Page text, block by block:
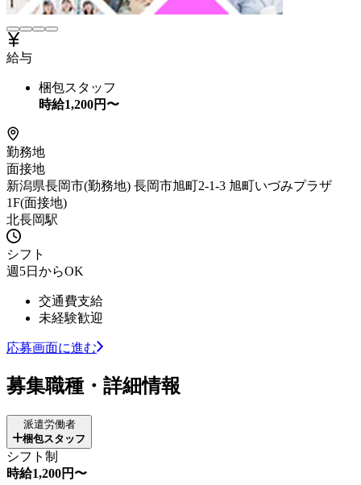
給与
梱包スタッフ
時給1,200円〜
勤務地
面接地
新潟県長岡市(勤務地) 長岡市旭町2-1-3 旭町いづみプラザ
1F(面接地)
北長岡駅
シフト
週5日からOK
交通費支給
未経験歓迎
応募画面に進む
募集職種・詳細情報
派遣労働者
梱包スタッフ
シフト制
時給1,200円〜